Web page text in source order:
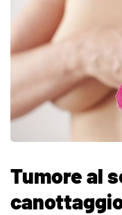
Tumore al